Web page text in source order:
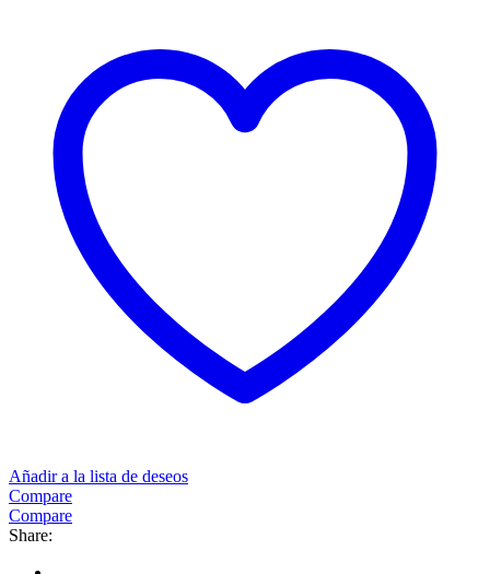
Añadir a la lista de deseos
Compare
Compare
Share: